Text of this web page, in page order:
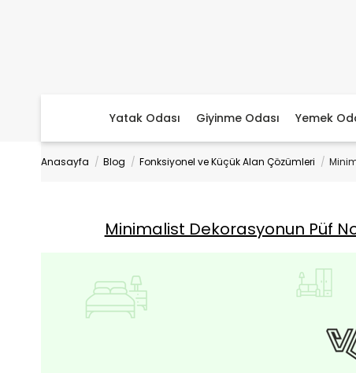
Yatak Odası Giyinme Odası Yemek
Anasayfa Blog Fonksiyonel ve Küçük Alan Çözümleri
Minimalist Dekorasyonun Püf